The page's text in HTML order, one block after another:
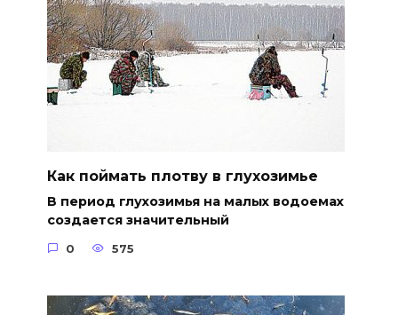
Как поймать плотву в глухозимье
В период глухозимья на малых водоемах
создается значительный
0 575